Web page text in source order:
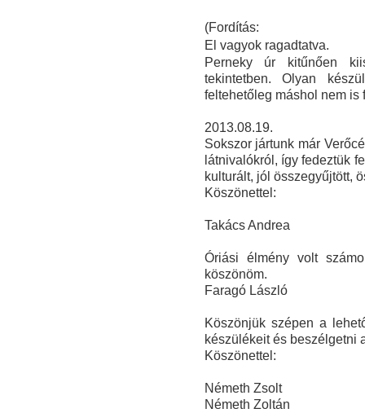
(Fordítás:
El vagyok ragadtatva.
Perneky úr kitűnően
tekintetben. O lyan
feltehetőleg máshol nem is
2013.08.19.
Sokszor jártunk már
látnivalókról, így fedeztük
kulturált, jól összegyűjtött,
Köszönettel:
Takács Andrea
Óriási élmény volt
köszönöm.
Faragó László
Köszönjük szépen a
készülékeit és beszélgetni
Köszönettel:
Németh Zsolt
Németh Zoltán